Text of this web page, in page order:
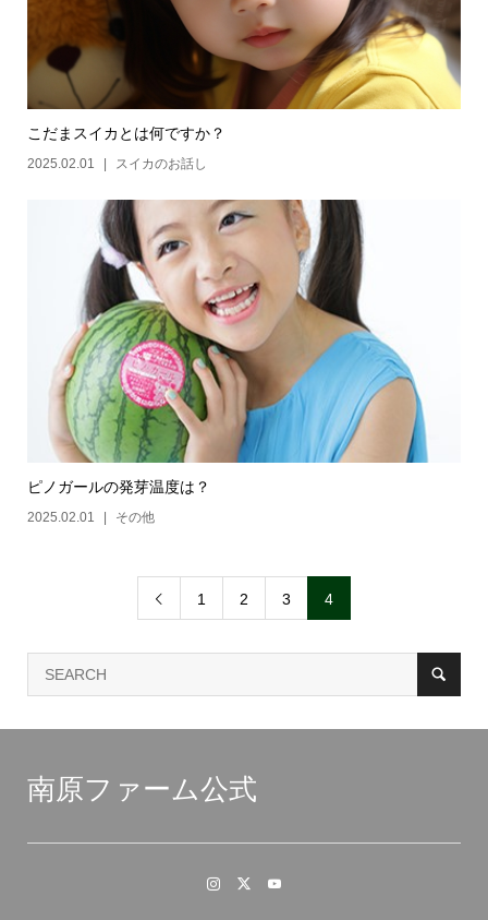
こだまスイカとは何ですか？
2025.02.01 スイカのお話し
ピノガールの発芽温度は？
2025.02.01 その他
 1 2 3 4
南原ファーム公式